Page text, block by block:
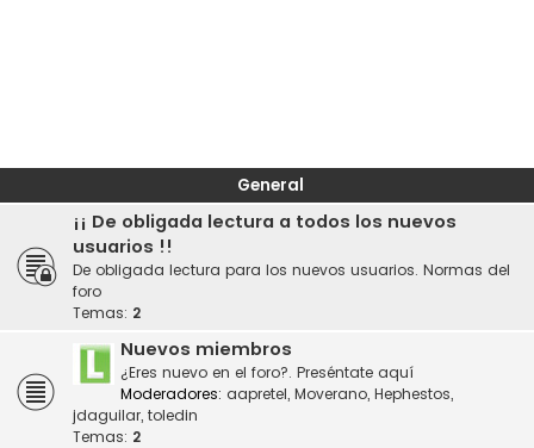
General
¡¡ De obligada lectura a todos los nuevos
usuarios !!
De obligada lectura para los nuevos usuarios. Normas del
foro
Temas: 2
Nuevos miembros
¿Eres nuevo en el foro?. Preséntate aquí
Moderadores: aapretel, Moverano, Hephestos,
jdaguilar, toledin
Temas: 2